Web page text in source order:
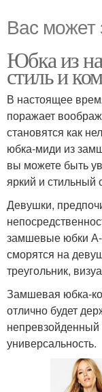
Вас может
Юбка из
стиль и
В настоящее
поражает
становятся как
юбка-миди из
вы можете быть
яркий и стильный
Девушки,
замшевые юбки А-
сморятся на
треугольник,
Замшевая юбка-
отлично будет
универсальность.